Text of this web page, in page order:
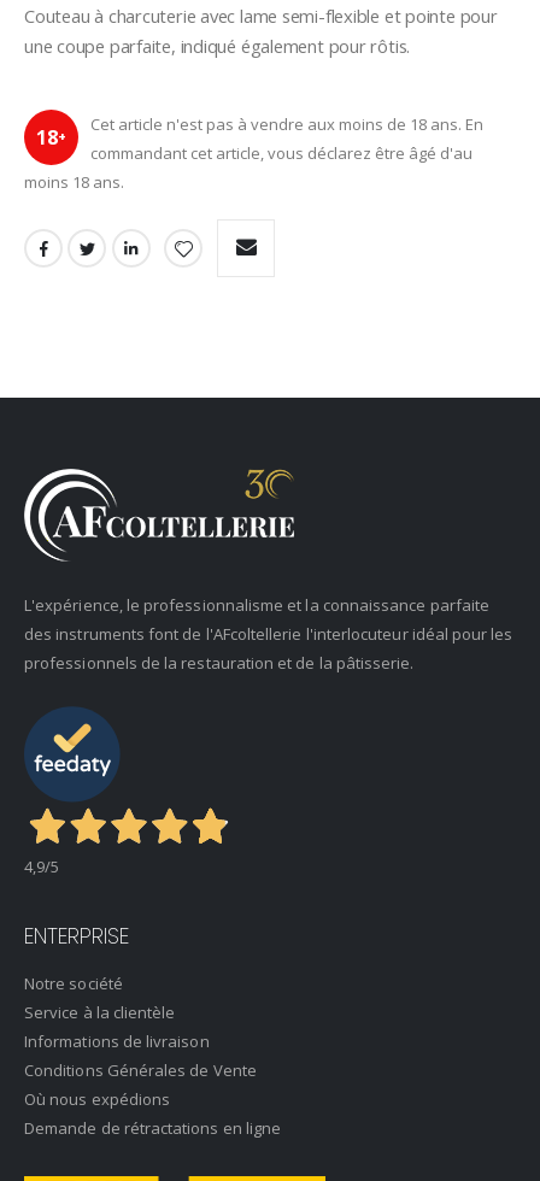
Couteau à charcuterie avec lame semi-flexible et pointe pour
une coupe parfaite, indiqué également pour rôtis.
18+
Cet article n'est pas à vendre aux moins de 18 ans. En
commandant cet article, vous déclarez être âgé d'au
moins 18 ans.
L'expérience, le professionnalisme et la connaissance parfaite
des instruments font de l'AFcoltellerie l'interlocuteur idéal pour les
professionnels de la restauration et de la pâtisserie.
4,9/5
ENTERPRISE
Notre société
Service à la clientèle
Informations de livraison
Conditions Générales de Vente
Où nous expédions
Demande de rétractations en ligne